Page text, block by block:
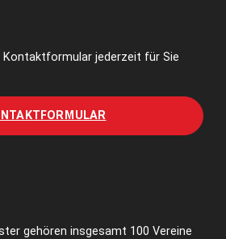
Kontaktformular jederzeit für Sie
gehören insgesamt 100 Vereine